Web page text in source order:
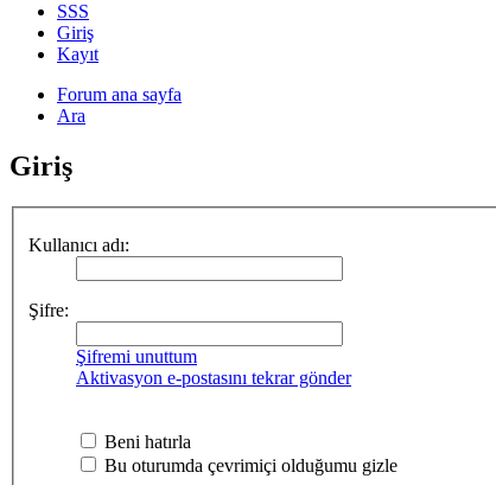
SSS
Giriş
Kayıt
Forum ana sayfa
Ara
Giriş
Kullanıcı adı:
Şifre:
Şifremi unuttum
Aktivasyon e-postasını tekrar gönder
Beni hatırla
Bu oturumda çevrimiçi olduğumu gizle